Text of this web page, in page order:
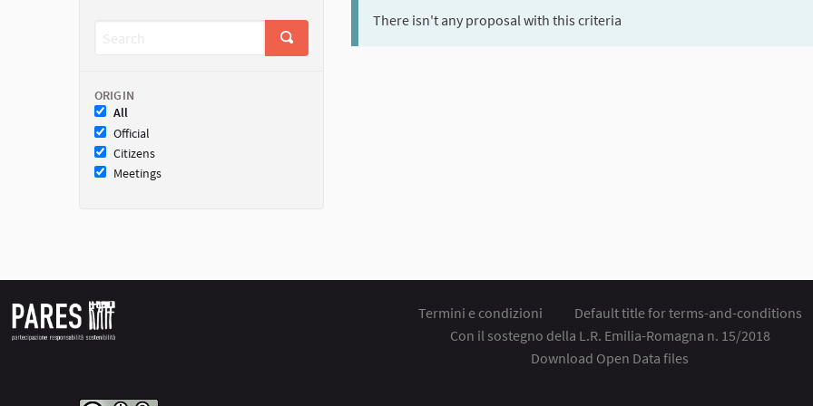
ORIGIN
All
Official
Citizens
Meetings
There isn't any proposal with this criteria
Termini e condizioni
Default title for terms-and-conditions
Con il sostegno della L.R. Emilia-Romagna n. 15/2018
Download Open Data files